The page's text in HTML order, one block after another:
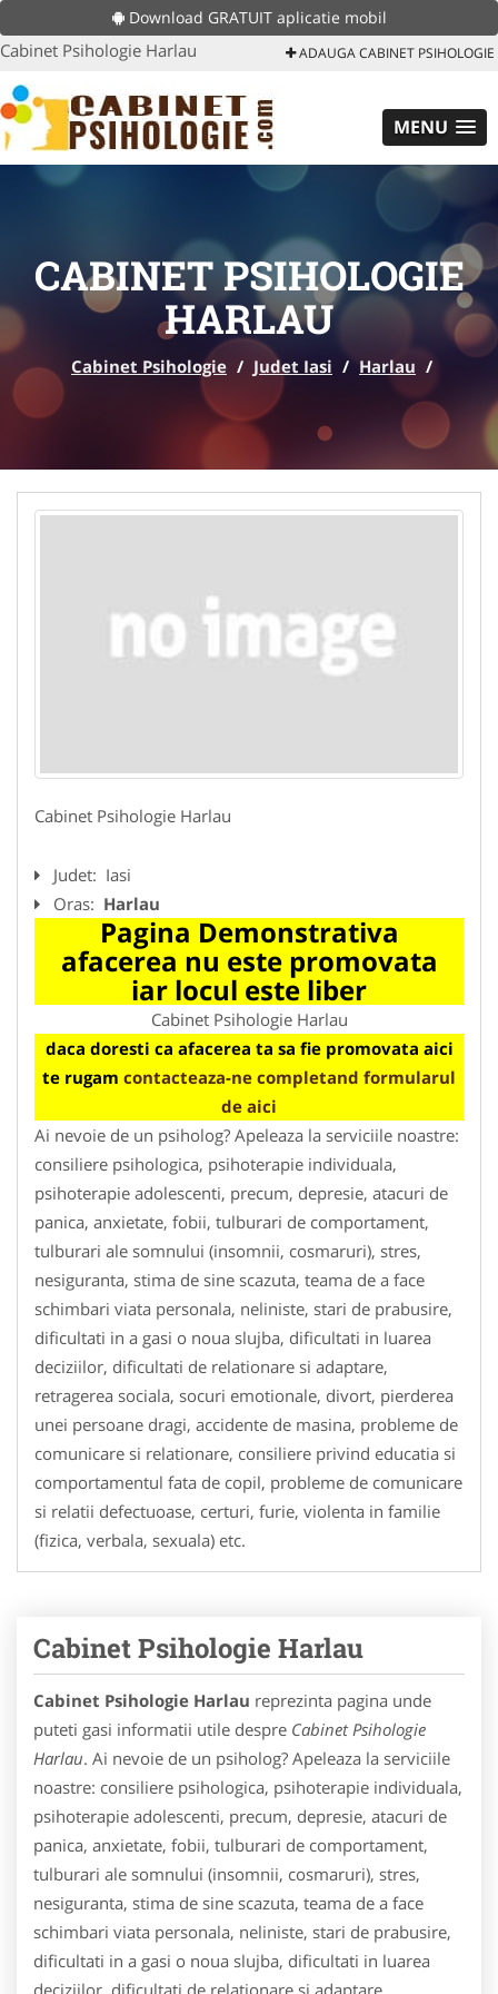
Download GRATUIT aplicatie mobil
Cabinet Psihologie Harlau ADAUGA CABINET PSIHOLOGIE
MENU
CABINET PSIHOLOGIE
HARLAU
Cabinet Psihologie / Judet Iasi / Harlau /
Cabinet Psihologie Harlau
Judet: Iasi
Oras: Harlau
Pagina Demonstrativa
afacerea nu este promovata
iar locul este liber
Cabinet Psihologie Harlau
daca doresti ca afacerea ta sa fie promovata aici
te rugam contacteaza-ne completand formularul
de aici
Ai nevoie de un psiholog? Apeleaza la serviciile noastre:
consiliere psihologica, psihoterapie individuala,
psihoterapie adolescenti, precum, depresie, atacuri de
panica, anxietate, fobii, tulburari de comportament,
tulburari ale somnului (insomnii, cosmaruri), stres,
nesiguranta, stima de sine scazuta, teama de a face
schimbari viata personala, neliniste, stari de prabusire,
dificultati in a gasi o noua slujba, dificultati in luarea
deciziilor, dificultati de relationare si adaptare,
retragerea sociala, socuri emotionale, divort, pierderea
unei persoane dragi, accidente de masina, probleme de
comunicare si relationare, consiliere privind educatia si
comportamentul fata de copil, probleme de comunicare
si relatii defectuoase, certuri, furie, violenta in familie
(fizica, verbala, sexuala) etc.
Cabinet Psihologie Harlau
Cabinet Psihologie Harlau reprezinta pagina unde
puteti gasi informatii utile despre Cabinet Psihologie
Harlau. Ai nevoie de un psiholog? Apeleaza la serviciile
noastre: consiliere psihologica, psihoterapie individuala,
psihoterapie adolescenti, precum, depresie, atacuri de
panica, anxietate, fobii, tulburari de comportament,
tulburari ale somnului (insomnii, cosmaruri), stres,
nesiguranta, stima de sine scazuta, teama de a face
schimbari viata personala, neliniste, stari de prabusire,
dificultati in a gasi o noua slujba, dificultati in luarea
deciziilor, dificultati de relationare si adaptare,